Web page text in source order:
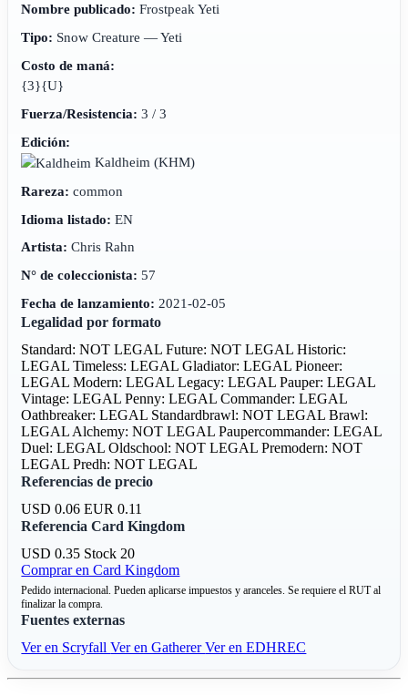
Nombre publicado: Frostpeak Yeti
Tipo: Snow Creature — Yeti
Costo de maná:
{3}{U}
Fuerza/Resistencia: 3 / 3
Edición:
Kaldheim(KHM)
Rareza: common
Idioma listado: EN
Artista: Chris Rahn
N° de coleccionista: 57
Fecha de lanzamiento: 2021-02-05
Legalidad por formato
Standard: NOT LEGALFuture: NOT LEGALHistoric:
LEGALTimeless: LEGALGladiator: LEGALPioneer:
LEGALModern: LEGALLegacy: LEGALPauper: LEGAL
Vintage: LEGALPenny: LEGALCommander: LEGAL
Oathbreaker: LEGAL Standardbrawl: NOT LEGALBrawl:
LEGAL Alchemy: NOT LEGALPaupercommander: LEGAL
Duel: LEGALOldschool: NOT LEGALPremodern: NOT
LEGALPredh: NOT LEGAL
Referencias de precio
USD 0.06EUR 0.11
Referencia Card Kingdom
USD 0.35 Stock 20
Comprar en Card Kingdom
Pedido internacional. Pueden aplicarse impuestos y aranceles. Se requiere el RUT al
finalizar la compra.
Fuentes externas
Ver en ScryfallVer en GathererVer en EDHREC